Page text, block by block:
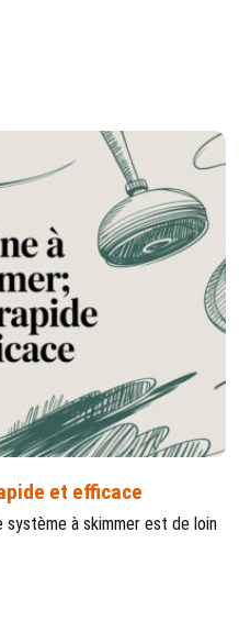
et efficace
système à skimmer est de loin